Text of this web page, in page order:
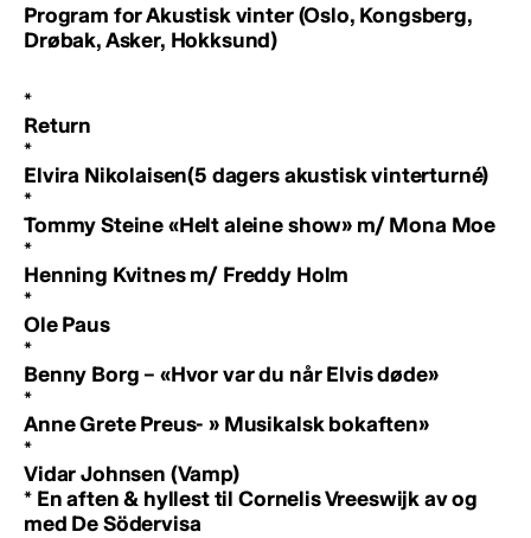
Program for Akustisk vinter (Oslo, Kongsberg,
Drøbak, Asker, Hokksund)
*
Return
*
Elvira Nikolaisen(5 dagers akustisk vinterturné)
*
Tommy Steine «Helt aleine show» m/ Mona Moe
*
Henning Kvitnes m/ Freddy Holm
*
Ole Paus
*
Benny Borg – «Hvor var du når Elvis døde»
*
Anne Grete Preus- » Musikalsk bokaften»
*
Vidar Johnsen (Vamp)
* En aften & hyllest til Cornelis Vreeswijk av og
med De Södervisa